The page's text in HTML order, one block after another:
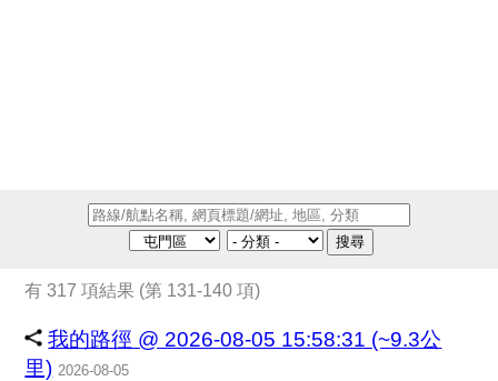
搜尋
有 317 項結果 (第 131-140 項)
我的路徑 @ 2026-08-05 15:58:31 (~9.3公
里) 2026-08-05